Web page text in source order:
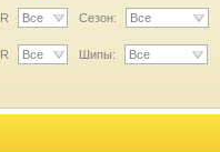
R Все Сезон: Все
R Все Шипы: Все